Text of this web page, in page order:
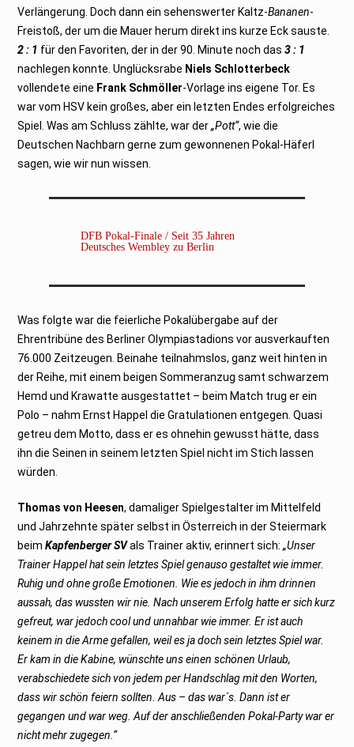
Verlängerung. Doch dann ein sehenswerter Kaltz-Bananen-
Freistoß, der um die Mauer herum direkt ins kurze Eck sauste.
2 : 1 für den Favoriten, der in der 90. Minute noch das3 : 1
nachlegen konnte. Unglücksrabe Niels Schlotterbeck
vollendete eine Frank Schmöller-Vorlage ins eigene Tor. Es
war vom HSV kein großes, aber ein letzten Endes erfolgreiches
Spiel. Was am Schluss zählte, war der„Pott“, wie die
Deutschen Nachbarn gerne zum gewonnenen Pokal-Häferl
sagen, wie wir nun wissen.
DFB Pokal-Finale / Seit 35 Jahren
Deutsches Wembley zu Berlin
Was folgte war die feierliche Pokalübergabe auf der
Ehrentribüne des Berliner Olympiastadions vor ausverkauften
76.000 Zeitzeugen. Beinahe teilnahmslos, ganz weit hinten in
der Reihe, mit einem beigen Sommeranzug samt schwarzem
Hemd und Krawatte ausgestattet – beim Match trug er ein
Polo – nahm Ernst Happel die Gratulationen entgegen. Quasi
getreu dem Motto, dass er es ohnehin gewusst hätte, dass
ihn die Seinen in seinem letzten Spiel nicht im Stich lassen
würden.
Thomas von Heesen, damaliger Spielgestalter im Mittelfeld
und Jahrzehnte später selbst in Österreich in der Steiermark
beimKapfenberger SVals Trainer aktiv, erinnert sich:„Unser
Trainer Happel hat sein letztes Spiel genauso gestaltet wie immer.
Ruhig und ohne große Emotionen. Wie es jedoch in ihm drinnen
aussah, das wussten wir nie. Nach unserem Erfolg hatte er sich kurz
gefreut, war jedoch cool und unnahbar wie immer. Er ist auch
keinem in die Arme gefallen, weil es ja doch sein letztes Spiel war.
Er kam in die Kabine, wünschte uns einen schönen Urlaub,
verabschiedete sich von jedem per Handschlag mit den Worten,
dass wir schön feiern sollten. Aus – das war´s. Dann ist er
gegangen und war weg. Auf der anschließenden Pokal-Party war er
nicht mehr zugegen.“